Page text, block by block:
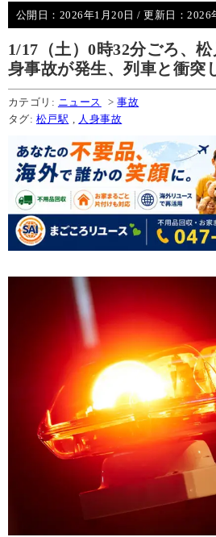
公開日： 2026年1月20日 / 更新日：2026
1/17（土）0時32分ごろ、
身事故が発生、列車と衝突
カテゴリ: ニュース >事故
タグ: 松戸駅 人身事故